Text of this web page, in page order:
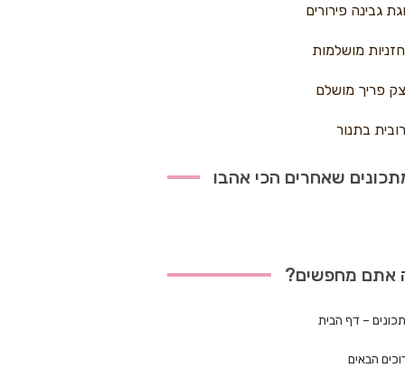
גבינה פירורים
מושלמות
פריך מושלם
בתנור
שאחרים הכי אהבו
אתם מחפשים?
– דף הבית
הבאים